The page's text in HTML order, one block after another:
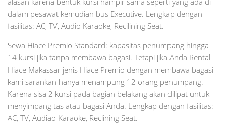
dalam pesawat kemudian bus Executive. Lengkap dengan
fasilitas: AC, TV, Audio Karaoke, Recilining Seat.
Sewa Hiace Premio Standard: kapasitas penumpang hingga
14 kursi jika tanpa membawa bagasi. Tetapi jika Anda Rental
Hiace Makassar jenis Hiace Premio dengan membawa bagasi
kami sarankan hanya menampung 12 orang penumpang.
Karena sisa 2 kursi pada bagian belakang akan dilipat untuk
menyimpang tas atau bagasi Anda. Lengkap dengan fasilitas:
AC, TV, Audiao Karaoke, Reclining Seat.